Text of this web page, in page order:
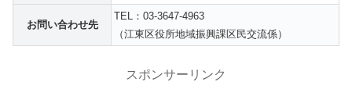
お問い合わせ先
TEL：03-3647-4963
（江東区役所地域振興課区民交流係）
スポンサーリンク